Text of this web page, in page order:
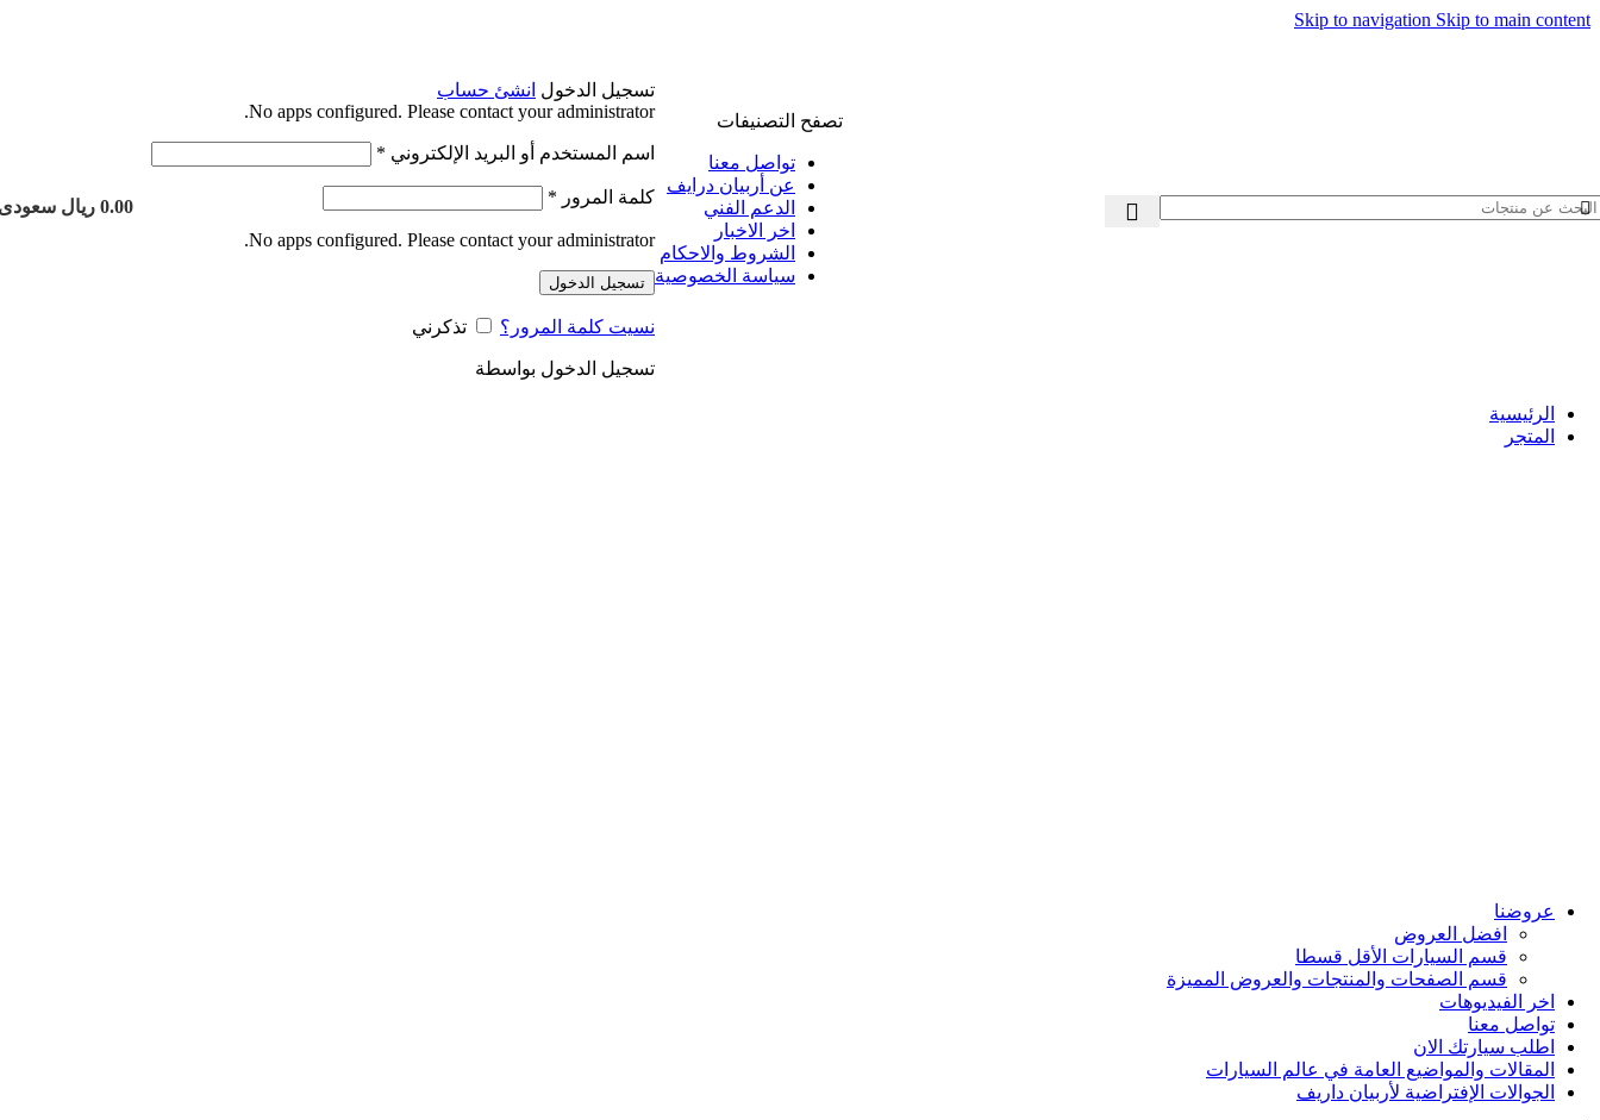
Skip to navigation Skip to main content
تصفح التصنيفات
تواصل معنا
عن أربيان درايف
الدعم الفني
اخر الاخبار
الشروط والاحكام
سياسة الخصوصية
تسجيل الدخول انشئ حساب
No apps configured. Please contact your administrator.
اسم المستخدم أو البريد الإلكتروني *
كلمة المرور *
No apps configured. Please contact your administrator.
تسجيل الدخول
نسيت كلمة المرور؟ تذكرني
تسجيل الدخول بواسطة
0.00 ريال سعودى
الرئيسية
المتجر
عروضنا
افضل العروض
قسم السيارات الأقل قسطا
قسم الصفحات والمنتجات والعروض المميزة
اخر الفيديوهات
تواصل معنا
اطلب سيارتك الان
المقالات والمواضيع العامة في عالم السيارات
الجوالات الإفتراضية لأربيان داريف